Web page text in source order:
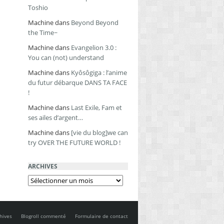
Toshio
Machinedans Beyond Beyond
the Time~
Machinedans Evangelion 3.0 :
You can (not) understand
Machinedans Kyôsôgiga : l’anime
du futur débarque DANS TA FACE
!
Machinedans Last Exile, Fam et
ses ailes d’argent…
Machinedans [vie du blog]we can
try OVER THE FUTURE WORLD !
ARCHIVES
Archives
Blogroll commenté Formulaire de contact